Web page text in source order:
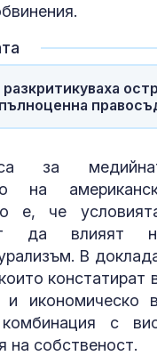
за
на
е, че
да влияят
В
констатират
и икономическо
с
на собственост.